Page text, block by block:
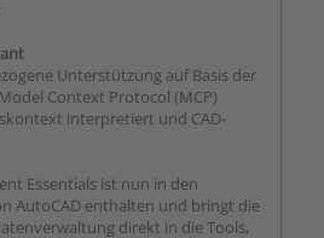
Unterstützung auf Basis der
Context Protocol (MCP)
interpretiert und CAD-
Essentials ist nun in den
AutoCAD enthalten und bringt die
direkt in die Tools,